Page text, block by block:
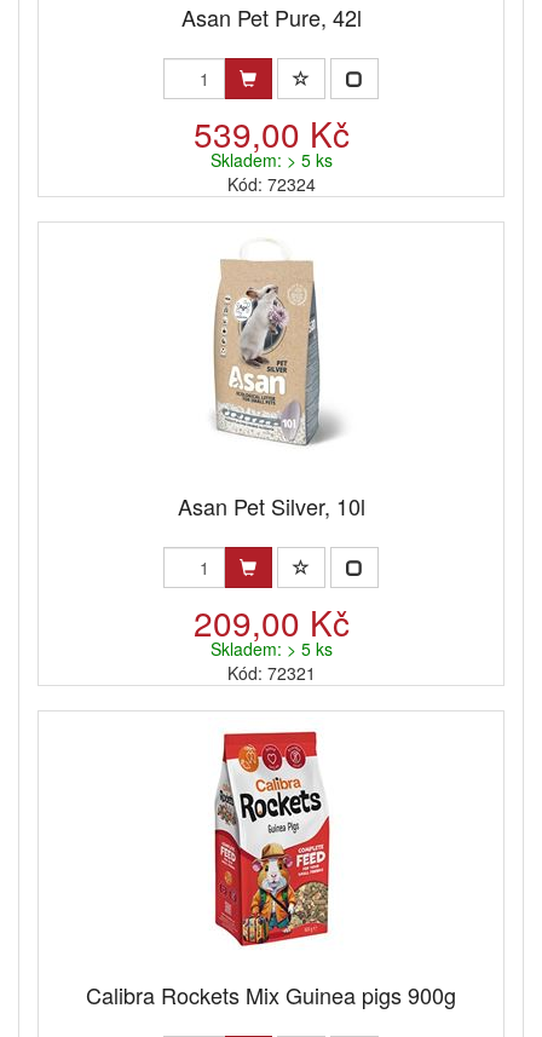
Asan Pet Pure, 42l
539,00 Kč
Skladem: > 5 ks
Kód: 72324
Asan Pet Silver, 10l
209,00 Kč
Skladem: > 5 ks
Kód: 72321
Calibra Rockets Mix Guinea pigs 900g